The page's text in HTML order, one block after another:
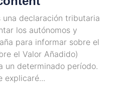
una declaración tributaria
los autónomos y
para informar sobre el
el Valor Añadido)
un determinado período.
explicaré...